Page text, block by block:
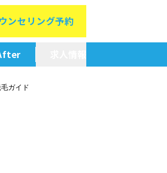
ンセリング予約
ガイド